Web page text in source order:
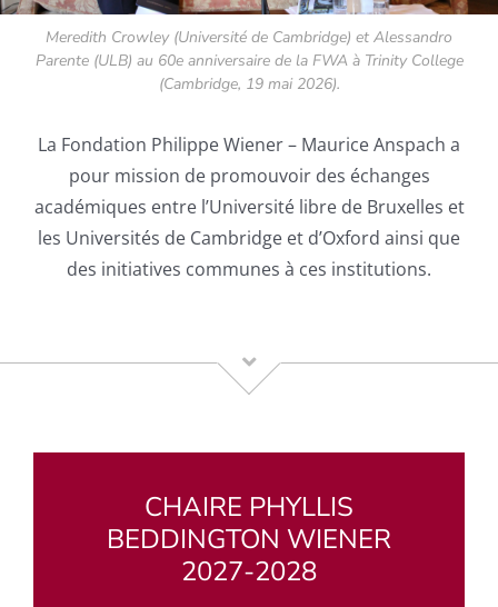
Meredith Crowley (Université de Cambridge) et Alessandro
Parente (ULB) au 60e anniversaire de la FWA à Trinity College
(Cambridge, 19 mai 2026).
La Fondation Philippe Wiener – Maurice Anspach a
pour mission de promouvoir des échanges
académiques entre l’Université libre de Bruxelles et
les Universités de Cambridge et d’Oxford ainsi que
des initiatives communes à ces institutions.
CHAIRE PHYLLIS
BEDDINGTON WIENER
2027-2028